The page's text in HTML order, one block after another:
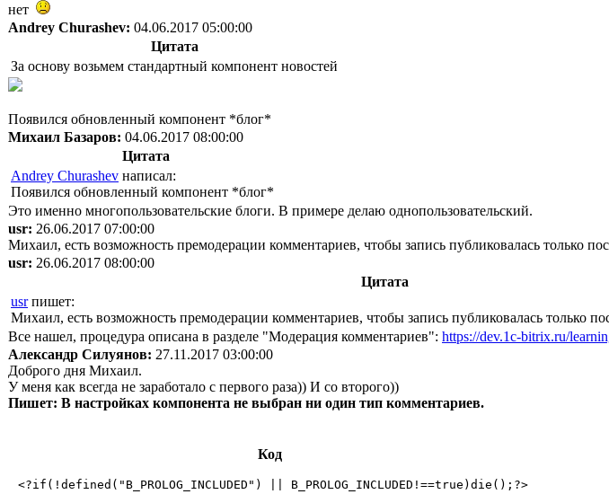
нет
Andrey Churashev: 04.06.2017 05:00:00
Цитата
За основу возьмем стандартный компонент новостей
Появился обновленный компонент *блог*
Михаил Базаров: 04.06.2017 08:00:00
Цитата
Andrey Churashev написал:
Появился обновленный компонент *блог*
Это именно многопользовательские блоги. В примере делаю однопользовательский.
usr: 26.06.2017 07:00:00
Михаил, есть возможность премодерации комментариев, чтобы запись публиковалась только
usr: 26.06.2017 08:00:00
Цитата
usrпишет:
Михаил, есть возможность премодерации комментариев, чтобы запись публиковалась только
Все нашел, процедура описана в разделе "Модерация комментариев": https://dev.1c-bitrix.ru/
Александр Силуянов: 27.11.2017 03:00:00
Доброго дня Михаил.
У меня как всегда не заработало с первого раза)) И со второго))
Пишет: В настройках компонента не выбран ни один тип комментариев.
Код
<?if(!defined("B_PROLOG_INCLUDED") || B_PROLOG_INCLUDED!==true)die();?>